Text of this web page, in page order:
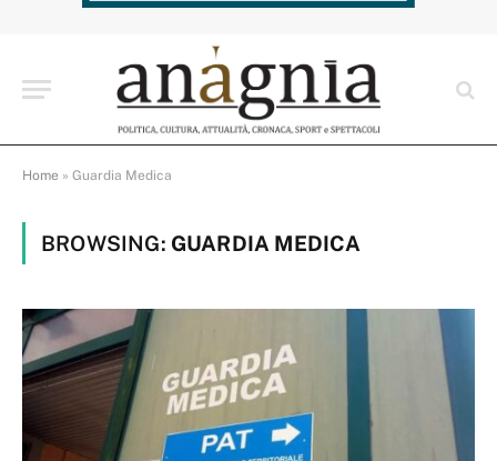
Home » Guardia Medica
BROWSING: GUARDIA MEDICA